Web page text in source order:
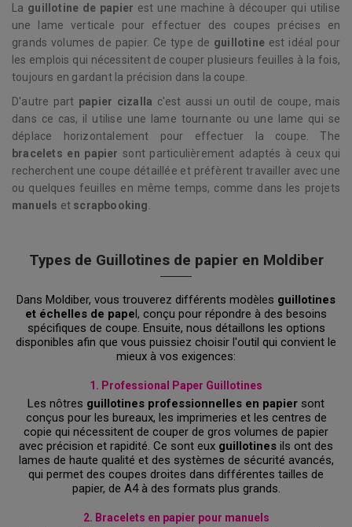
La guillotine de papier est une machine à découper qui utilise
une lame verticale pour effectuer des coupes précises en
grands volumes de papier. Ce type de guillotine est idéal pour
les emplois qui nécessitent de couper plusieurs feuilles à la fois,
toujours en gardant la précision dans la coupe.
D'autre part papier cizalla c'est aussi un outil de coupe, mais
dans ce cas, il utilise une lame tournante ou une lame qui se
déplace horizontalement pour effectuer la coupe. The
bracelets en papier sont particulièrement adaptés à ceux qui
recherchent une coupe détaillée et préfèrent travailler avec une
ou quelques feuilles en même temps, comme dans les projets
manuels et scrapbooking.
Types de Guillotines de papier en Moldiber
Dans Moldiber, vous trouverez différents modèles guillotines
et échelles de papel, conçu pour répondre à des besoins
spécifiques de coupe. Ensuite, nous détaillons les options
disponibles afin que vous puissiez choisir l'outil qui convient le
mieux à vos exigences:
1. Professional Paper Guillotines
Les nôtres guillotines professionnelles en papier sont
conçus pour les bureaux, les imprimeries et les centres de
copie qui nécessitent de couper de gros volumes de papier
avec précision et rapidité. Ce sont eux guillotines ils ont des
lames de haute qualité et des systèmes de sécurité avancés,
qui permet des coupes droites dans différentes tailles de
papier, de A4 à des formats plus grands.
2. Bracelets en papier pour manuels